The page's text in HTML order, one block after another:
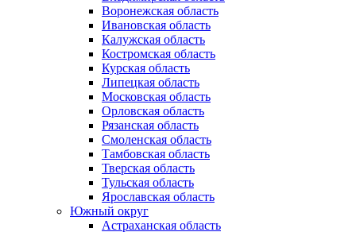
Воронежская область
Ивановская область
Калужская область
Костромская область
Курская область
Липецкая область
Московская область
Орловская область
Рязанская область
Смоленская область
Тамбовская область
Тверская область
Тульская область
Ярославская область
Южный округ
Астраханская область